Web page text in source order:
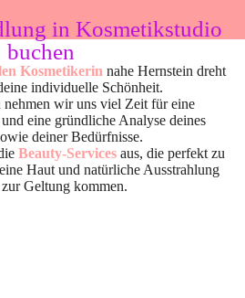
in Kosmetikstudio
buchen
Kosmetikerin nahe Hernstein dreht
individuelle Schönheit.
nehmen wir uns viel Zeit für eine
eine gründliche Analyse deines
deiner Bedürfnisse.
Beauty-Services aus, die perfekt zu
Haut und natürliche Ausstrahlung
Geltung kommen.